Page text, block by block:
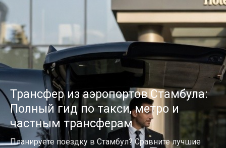
Трансфер из аэропортов Стамбула:
Полный гид по такси, метро и
частным трансферам
Планируете поездку в Стамбул? Сравните лучшие